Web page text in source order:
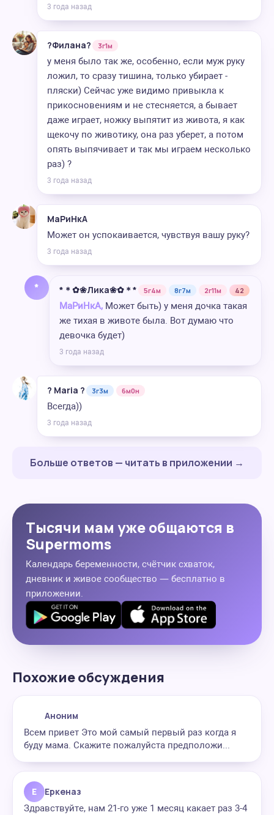
3 года назад
?Филана? 3г1м
у меня было так же, особенно, если муж руку
ложил, то сразу тишина, только убирает -
пляски) Сейчас уже видимо привыкла к
прикосновениям и не стесняется, а бывает
даже играет, ножку выпятит из живота, я как
щекочу по животику, она раз уберет, а потом
опять выпячивает и так мы играем несколько
раз) ?
3 года назад
МаРиНкА
Может он успокаивается, чувствуя вашу руку?
3 года назад
* *＊✿❀Лика❀✿＊* 5г4м 8г7м 2г11м 42
МаРиНкА, Может быть) у меня дочка такая
же тихая в животе была. Вот думаю что
девочка будет)
3 года назад
? Maria ? 3г3м 6м0н
Всегда))
3 года назад
Больше ответов — читать в приложении →
Тысячи мам уже общаются в
Supermoms
Календарь беременности, счётчик схваток,
дневник и живое сообщество — бесплатно в
приложении.
Похожие обсуждения
Аноним
Всем привет Это мой самый первый раз когда я
буду мама. Скажите пожалуйста предположи...
Е Еркеназ
Здравствуйте, нам 21-го уже 1 месяц какает раз 3-4